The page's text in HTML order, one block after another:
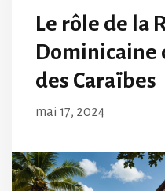
Le rôle de la
Dominicaine
des Caraïbes
mai 17, 2024